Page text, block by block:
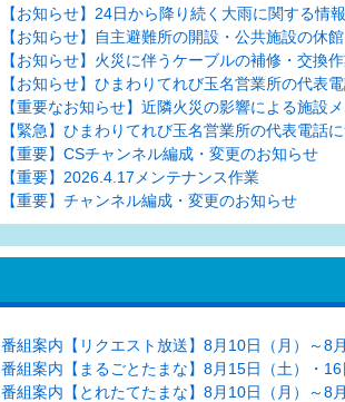
【お知らせ】24日から降り続く大雨に関する情報（玉名市・長洲
【お知らせ】自主避難所の開設・公共施設の休館につ
【お知らせ】火災に伴うケーブルの補修・交換作業につ
【お知らせ】ひまわりてれび玉名営業所の代表電話につ
【重要なお知らせ】近隣火災の影響による施設メンテナ
【緊急】ひまわりてれび玉名営業所の代表電話につ
【重要】CSチャンネル編成・変更のお知らせ
【重要】2026.4.17メンテナンス作業
【重要】チャンネル編成・変更のお知らせ
番組案内【リクエスト放送】8月10日（月）～8月16日（
番組案内【まるごとたまな】8月15日（土）・16日（
番組案内【とれたてたまな】8月10日（月）～8月14日（